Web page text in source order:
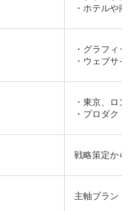
・ホテルや商
・グラフィッ
・ウェブサイ
・東京、ロン
・プロダクト
戦略策定から
主軸ブランド